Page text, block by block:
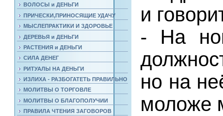
ВОЛОСЫ и ДЕНЬГИ
ПРИЧЕСКИ,ПРИНОСЯЩИЕ УДАЧУ
МЫСЛЕПРАКТИКИ И ЗДОРОВЬЕ
ДЕРЕВЬЯ и ДЕНЬГИ
РАСТЕНИЯ и ДЕНЬГИ
СИЛА ДЕНЕГ
РИТУАЛЫ НА ДЕНЬГИ
ИЗЛИХА - РАЗБОГАТЕТЬ ПРАВИЛЬНО
МОЛИТВЫ О ТОРГОВЛЕ
МОЛИТВЫ О БЛАГОПОЛУЧИИ
ПРАВИЛА ЧТЕНИЯ ЗАГОВОРОВ
и
- На
но на
моложе